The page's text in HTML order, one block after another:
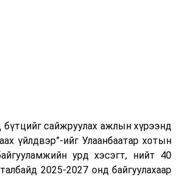
бэлэн байдлыг хангах зэрэг
сургалтын хөтөлбөрт тусгажээ.
лекц, асуулт-хариулт,
сайжруулах ажлын хүрээнд
үйлдвэр”-ийг Улаанбаатар хотын
урд хэсэгт, нийт 40
2025-2027 онд байгуулахаар